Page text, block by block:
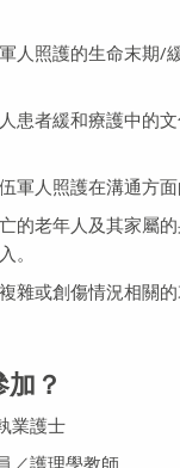
人照護的生命末期/
患者緩和療護中的
軍人照護在溝通方面
的老年人及其家屬
。
雜或創傷情況相關
？
業護士